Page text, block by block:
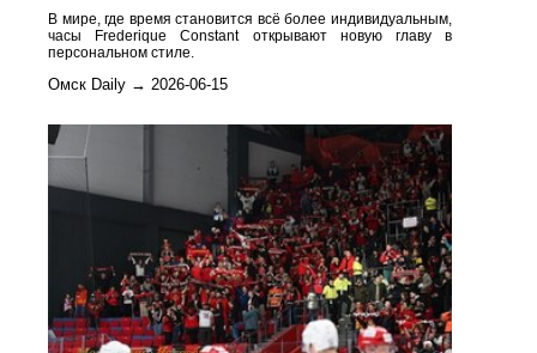
В мире, где время становится всё более индивидуальным,
часы Frederique Constant открывают новую главу в
персональном стиле.
Омск Daily → 2026-06-15